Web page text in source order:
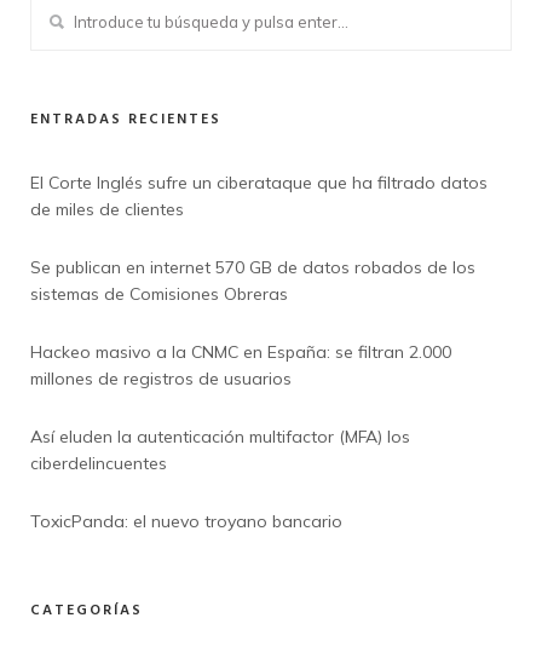
ENTRADAS RECIENTES
El Corte Inglés sufre un ciberataque que ha filtrado datos
de miles de clientes
Se publican en internet 570 GB de datos robados de los
sistemas de Comisiones Obreras
Hackeo masivo a la CNMC en España: se filtran 2.000
millones de registros de usuarios
Así eluden la autenticación multifactor (MFA) los
ciberdelincuentes
ToxicPanda: el nuevo troyano bancario
CATEGORÍAS